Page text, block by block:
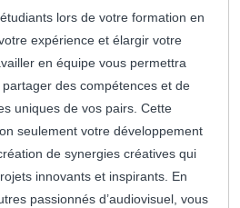
lors de votre formation en
expérience et élargir votre
en équipe vous permettra
des compétences et de
uniques de vos pairs. Cette
seulement votre développement
de synergies créatives qui
innovants et inspirants. En
passionnés d’audiovisuel, vous